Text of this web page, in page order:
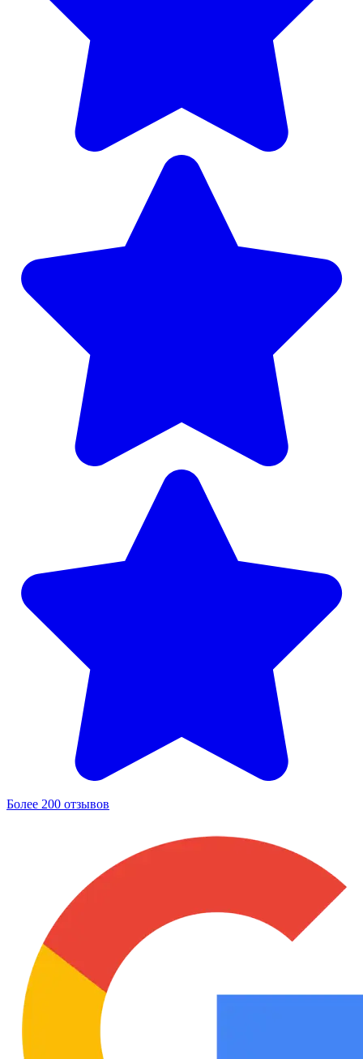
Более 200 отзывов